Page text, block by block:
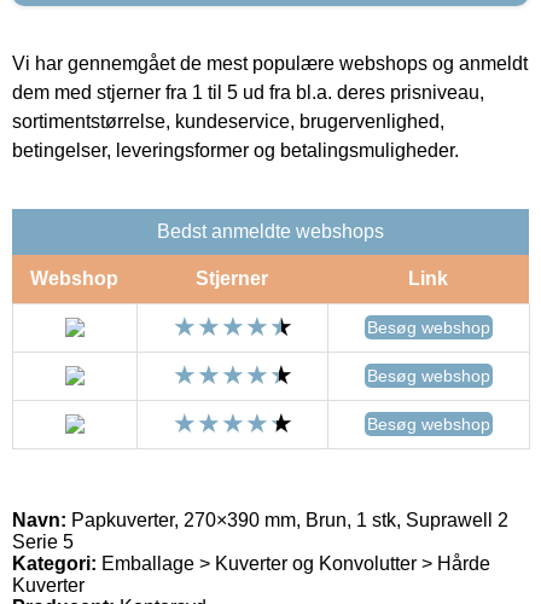
Vi har gennemgået de mest populære webshops og anmeldt
dem med stjerner fra 1 til 5 ud fra bl.a. deres prisniveau,
sortimentstørrelse, kundeservice, brugervenlighed,
betingelser, leveringsformer og betalingsmuligheder.
Bedst anmeldte webshops
Webshop Stjerner Link
Besøg webshop
Besøg webshop
Besøg webshop
Navn: Papkuverter, 270×390 mm, Brun, 1 stk, Suprawell 2
Serie 5
Kategori: Emballage > Kuverter og Konvolutter > Hårde
Kuverter